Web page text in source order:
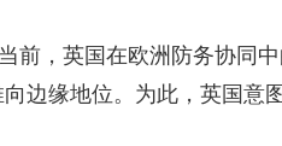
前，英国在欧洲防务协同
边缘地位。为此，英国意